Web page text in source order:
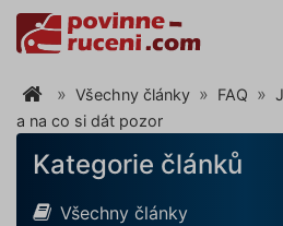
Všechny články FAQ
a na co si dát pozor
Kategorie článků
Všechny články